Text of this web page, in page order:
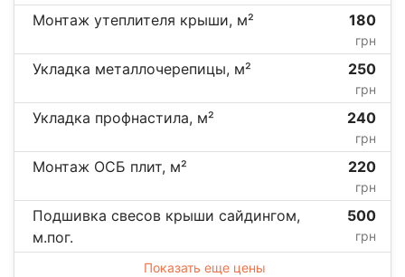
Монтаж утеплителя крыши, м² 180
грн
Укладка металлочерепицы, м² 250
грн
Укладка профнастила, м² 240
грн
Монтаж ОСБ плит, м² 220
грн
Подшивка свесов крыши сайдингом,
м.пог.
500
грн
Показать еще цены